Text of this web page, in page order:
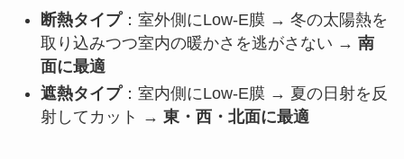
断熱タイプ：室外側にLow-E膜 → 冬の太陽熱を
取り込みつつ室内の暖かさを逃がさない → 南
面に最適
遮熱タイプ：室内側にLow-E膜 → 夏の日射を反
射してカット → 東・西・北面に最適